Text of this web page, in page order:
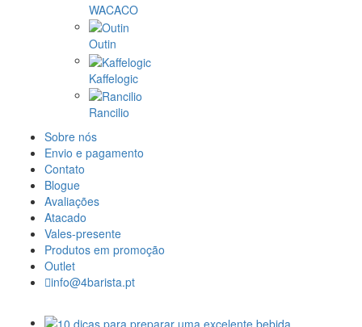
WACACO
Outin
Kaffelogic
Rancilio
Sobre nós
Envio e pagamento
Contato
Blogue
Avaliações
Atacado
Vales-presente
Produtos em promoção
Outlet
info@4barista.pt